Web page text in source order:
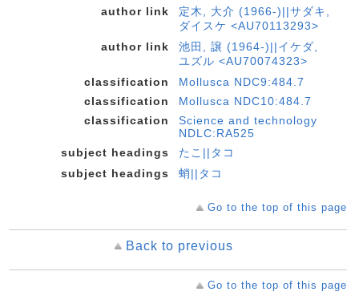
author link
定木, 大介 (1966-)||サダキ,
ダイスケ <AU70113293>
author link
池田, 譲 (1964-)||イケダ,
ユズル <AU70074323>
classification
Mollusca NDC9:484.7
classification
Mollusca NDC10:484.7
classification
Science and technology
NDLC:RA525
subject headings
たこ||タコ
subject headings
蛸||タコ
Go to the top of this page
Back to previous
Go to the top of this page